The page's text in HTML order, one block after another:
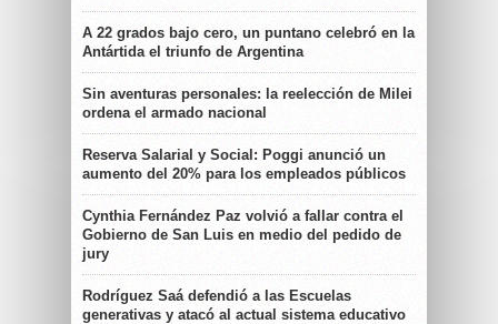
A 22 grados bajo cero, un puntano celebró en la
Antártida el triunfo de Argentina
Sin aventuras personales: la reelección de Milei
ordena el armado nacional
Reserva Salarial y Social: Poggi anunció un
aumento del 20% para los empleados públicos
Cynthia Fernández Paz volvió a fallar contra el
Gobierno de San Luis en medio del pedido de
jury
Rodríguez Saá defendió a las Escuelas
generativas y atacó al actual sistema educativo